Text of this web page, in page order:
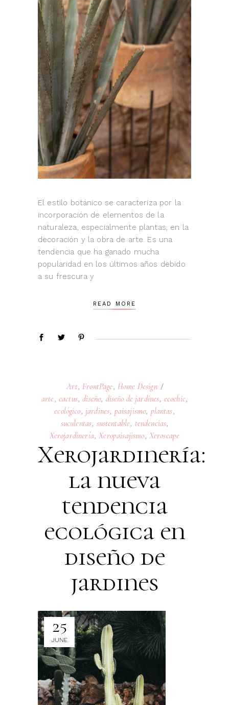
El estilo botánico se caracteriza por la
incorporación de elementos de la
naturaleza, especialmente plantas, en la
decoración y la obra de arte. Es una
tendencia que ha ganado mucha
popularidad en los últimos años debido
a su frescura y
READ MORE
Art, FrontPage, Home Design
arte, cactus,diseño, diseño de jardines, ecochic,
ecológico, jardines, paisajismo, plantas,
suculentas, sustentable, tendencias,
Xerojardinería,Xeropaisajismo, Xeroscape
Xerojardinería:
la nueva
tendencia
ecológica en
diseño de
jardines
25
JUNE